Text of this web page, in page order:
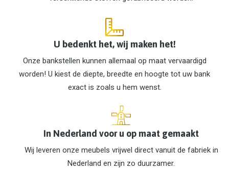
U bedenkt het, wij maken het!
Onze bankstellen kunnen allemaal op maat vervaardigd
worden! U kiest de diepte, breedte en hoogte tot uw bank
exact is zoals u hem wenst.
In Nederland voor u op maat gemaakt
Wij leveren onze meubels vrijwel direct vanuit de fabriek in
Nederland en zijn zo duurzamer.